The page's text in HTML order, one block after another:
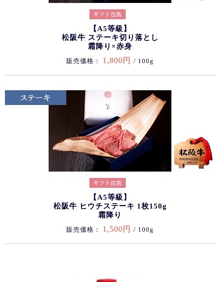
【A5等級】
松阪牛 ステーキ切り落とし
霜降り×赤身
販売価格： 1,800円 / 100g
【A5等級】
松阪牛 ヒウチステーキ 1枚150g
霜降り
販売価格： 1,500円 / 100g